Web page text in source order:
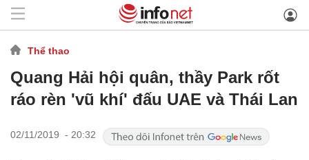
Thể thao
Quang Hải hội quân, thầy Park rốt
ráo rèn 'vũ khí' đấu UAE và Thái Lan
02/11/2019 - 20:32